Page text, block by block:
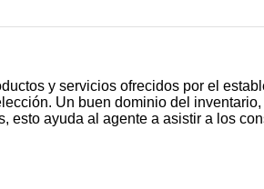
y servicios ofrecidos por el
Un buen dominio del
ayuda al agente a asistir a los